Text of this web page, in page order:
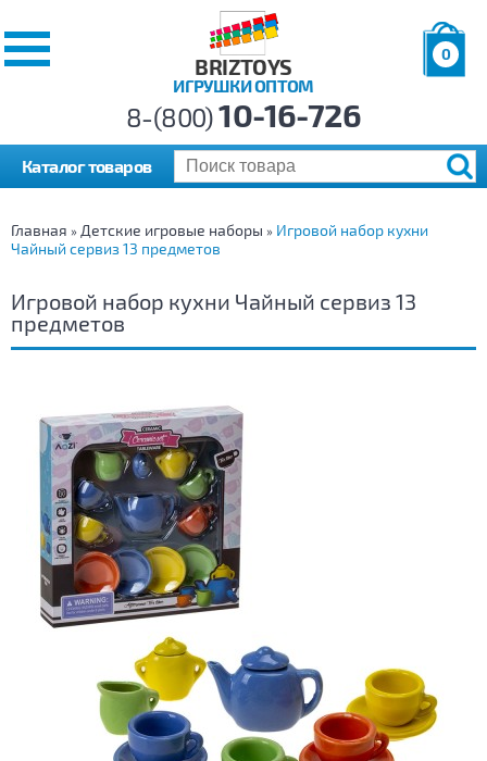
BRIZTOYS
ИГРУШКИ ОПТОМ
0
р.
8-(800)10-16-726
Каталог товаров
Главная » Детские игровые наборы » Игровой набор кухни
Чайный сервиз 13 предметов
Игровой набор кухни Чайный сервиз 13
предметов